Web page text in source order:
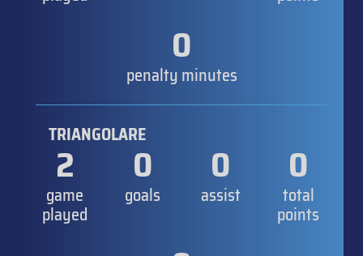
0
penalty minutes
TRIANGOLARE
2
game
played
0
goals
0
assist
0
total
points